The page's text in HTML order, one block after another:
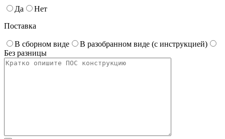
Да
Нет
Поставка
В сборном виде
В разобранном виде (с инструкцией)
Без разницы